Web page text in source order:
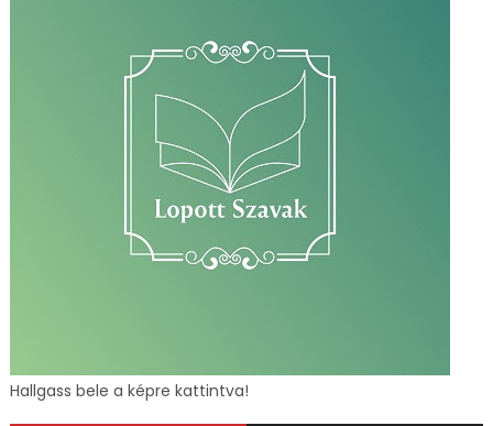
Hallgass bele a képre kattintva!